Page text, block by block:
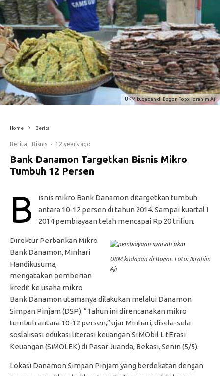
UKM kudapan di Bogor. Foto: Ibrahim Aji
Home Berita
Berita Bisnis · 12 years ago
Bank Danamon Targetkan Bisnis Mikro
Tumbuh 12 Persen
B
isnis mikro Bank Danamon ditargetkan tumbuh
antara 10-12 persen di tahun 2014. Sampai kuartal I
2014 pembiayaan telah mencapai Rp 20 triliun.
UKM kudapan di Bogor. Foto: Ibrahim
Aji
Direktur Perbankan Mikro
Bank Danamon, Minhari
Handikusuma,
mengatakan pemberian
kredit ke usaha mikro
Bank Danamon utamanya dilakukan melalui Danamon
Simpan Pinjam (DSP). “Tahun ini direncanakan mikro
tumbuh antara 10-12 persen,” ujar Minhari, disela-sela
soslalisasi edukasi literasi keuangan Si MObil LitErasi
Keuangan (SiMOLEK) di Pasar Juanda, Bekasi, Senin (5/5).
Lokasi Danamon Simpan Pinjam yang berdekatan dengan